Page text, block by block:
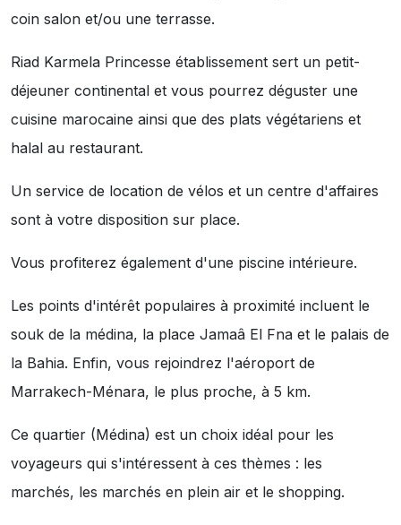
coin salon et/ou une terrasse.
Riad Karmela Princesse établissement sert un petit-
déjeuner continental et vous pourrez déguster une
cuisine marocaine ainsi que des plats végétariens et
halal au restaurant.
Un service de location de vélos et un centre d'affaires
sont à votre disposition sur place.
Vous profiterez également d'une piscine intérieure.
Les points d'intérêt populaires à proximité incluent le
souk de la médina, la place Jamaâ El Fna et le palais de
la Bahia. Enfin, vous rejoindrez l'aéroport de
Marrakech-Ménara, le plus proche, à 5 km.
Ce quartier (Médina) est un choix idéal pour les
voyageurs qui s'intéressent à ces thèmes : les
marchés, les marchés en plein air et le shopping.